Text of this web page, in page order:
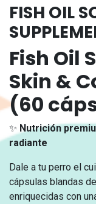
FISH OIL
Fish Oil
Skin &
(60
✨ Nutrición
radiante
Dale a tu perro el
cápsulas blandas de
enriquecidas con